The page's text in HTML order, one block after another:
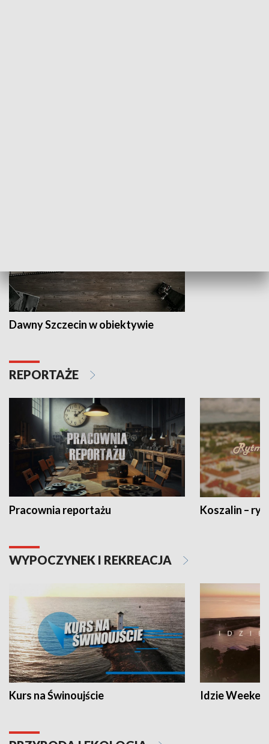
Dawny Szczecin w obiektywie
REPORTAŻE
Pracownia reportażu Koszalin –
WYPOCZYNEK I REKREACJA
Kurs na Świnoujście Idzie